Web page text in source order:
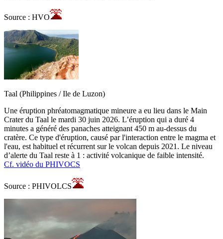
Source : HVO
Taal (Philippines / Ile de Luzon)
Une éruption phréatomagmatique mineure a eu lieu dans le Main
Crater du Taal le mardi 30 juin 2026. L’éruption qui a duré 4
minutes a généré des panaches atteignant 450 m au-dessus du
cratère. Ce type d'éruption, causé par l'interaction entre le magma et
l'eau, est habituel et récurrent sur le volcan depuis 2021. Le niveau
d’alerte du Taal reste à 1 : activité volcanique de faible intensité.
Cf. vidéo du PHIVOCS
Source : PHIVOLCS